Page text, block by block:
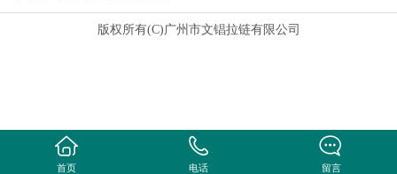
版权所有(C)广州市文锠拉链有限公司
首页 电话 留言